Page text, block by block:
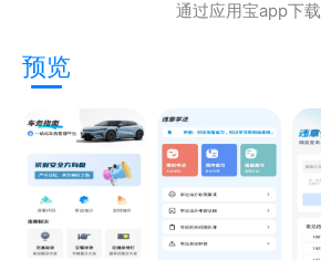
通过应用宝app下载
预览